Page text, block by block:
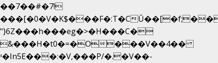
��7��#�7!
���[�0�V�K$���F�:T�C
"}6Z���h���eg�>�H���C�
&���H�t0�=�O���V��4��
י�In5E���:�V,���P/�.�V��-